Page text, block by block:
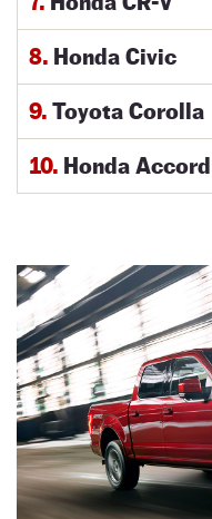
8. Honda Civic
9. Toyota Corolla
10. Honda Accord